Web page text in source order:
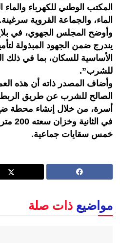
المكتب الوطني للكهرباء
الماء، والجماعة القروية
وأوضح المجلس الجهوي، في
يندرج ضمن الجهود المبذولة
الأساسية للسكان، بما في ذلك
للشرب”.
وأضاف المصدر ذاته أن هذه
في
خمس سقايات جماعية.
مواضيع ذات صلة